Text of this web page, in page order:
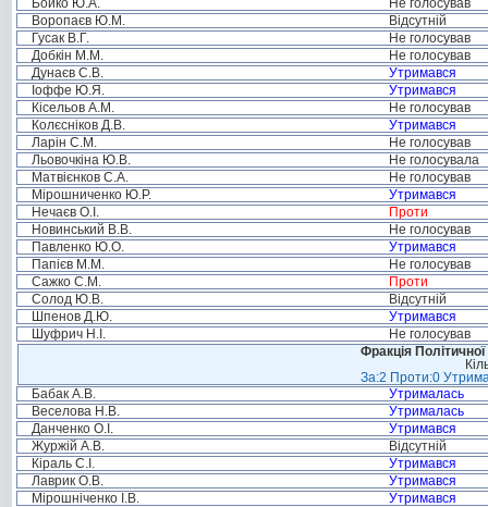
Бойко Ю.А.
Не голосував
Воропаєв Ю.М.
Відсутній
Гусак В.Г.
Не голосував
Добкін М.М.
Не голосував
Дунаєв С.В.
Утримався
Іоффе Ю.Я.
Утримався
Кісельов А.М.
Не голосував
Колєсніков Д.В.
Утримався
Ларін С.М.
Не голосував
Льовочкіна Ю.В.
Не голосувала
Матвієнков С.А.
Не голосував
Мірошниченко Ю.Р.
Утримався
Нечаєв О.І.
Проти
Новинський В.В.
Не голосував
Павленко Ю.О.
Утримався
Папієв М.М.
Не голосував
Сажко С.М.
Проти
Солод Ю.В.
Відсутній
Шпенов Д.Ю.
Утримався
Шуфрич Н.І.
Не голосував
Фракція
За:2 Проти:0
Бабак А.В.
Утрималась
Веселова Н.В.
Утрималась
Данченко О.І.
Утримався
Журжій А.В.
Відсутній
Кіраль С.І.
Утримався
Лаврик О.В.
Утримався
Мірошніченко І.В.
Утримався